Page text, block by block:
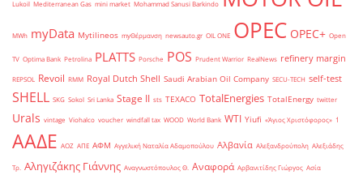
Lukoil Mediterranean Gas mini market Mohammad Sanusi Barkindo
MWh myData Mytilineos myΘέρμανση newsauto.gr OIL ONE OPEC OPEC+ Open
TV Optima Bank Petrolina PLATTS Porsche POS Prudent Warrior RealNews refinery margin
REPSOL Revoil RMM Royal Dutch Shell Saudi Arabian Oil Company SECU-TECH self-test
SHELL SKG Sokol Sri Lanka Stage II sts TEXACO TotalEnergies TotalEnergy twitter
Urals vintage Viohalco voucher windfall tax WOOD World Bank WTI Yiufi «Άγιος Χριστόφορος» ΄1
ΑΑΔΕ ΑΟΖ ΑΠΕ ΑΦΜ Αγγελική Ναταλία Αδαμοπούλου Αλβανία Αλεξανδρούπολη Αλεξιάδης
Τρ. Αληγιζάκης Γιάννης Αναγνωστόπουλος Θ. Αναφορά Αρβανιτίδης Γιώργος Ασία